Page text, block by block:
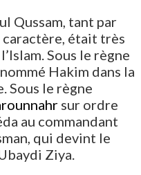
Qussam, tant par
caractère, était très
Sous le règne
Hakim dans la
Sous le règne
sur ordre
au commandant
qui devint le
Ziya.